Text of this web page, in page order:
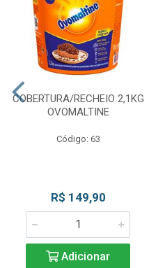
COBERTURA/RECHEIO 2,1KG
OVOMALTINE
Código: 63
R$ 149,90
Adicionar